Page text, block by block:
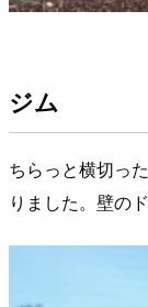
ジム
ちらっと横切っ
りました。壁の